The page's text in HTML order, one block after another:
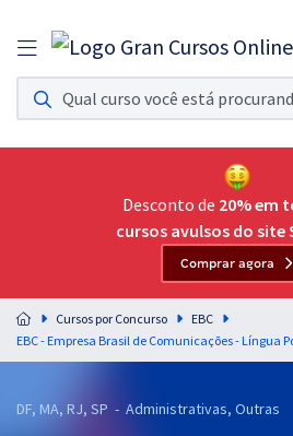
Assinatura Ilimitada 11
Acesso a todos os cursos. Teste grátis por 7 dias!
Assinatura OAB Até Passar
Acesso ilimitado a toda preparação para o
Residências Multiprofissionais
Preparação completa e intensiva para as
residências em saúde do Brasil
Desconto de 20% em
cursos avulsos do site
Comprar agora
Cursos por Concurso
EBC
DF, MA, RJ, SP - Administrativas, Outras